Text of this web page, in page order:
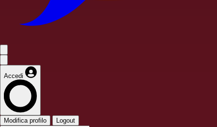
Accedi
Modifica profilo Logout